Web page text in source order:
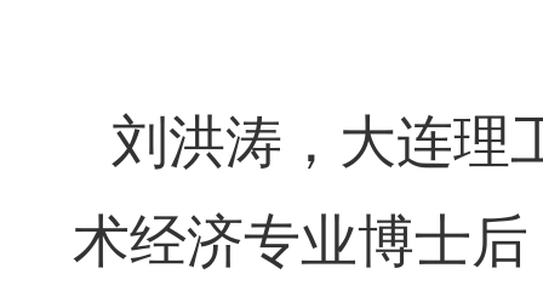
刘洪涛，大连理
术经济专业博士